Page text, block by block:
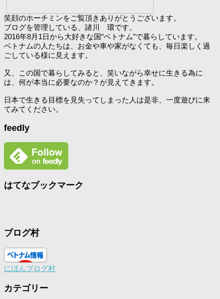
笑顔のホーチミンをご覧頂きありがとうございます。
ブログを管理している、諸川 環です。
2016年8月1日から大好きな国“ベトナム”で暮らしています。
ベトナムの人たちは、お金や車や家がなくても、毎日楽しく過
ごしている様に見えます。
又、この国で暮らしてみると、笑いながら幸せに生きる為に
は、何が本当に必要なのか？が見えてきます。
日本で生きる目標を見失ってしまった人は是非、一度遊びに来
てみてください。
feedly
はてなブックマーク
ブログ村
にほんブログ村
カテゴリー